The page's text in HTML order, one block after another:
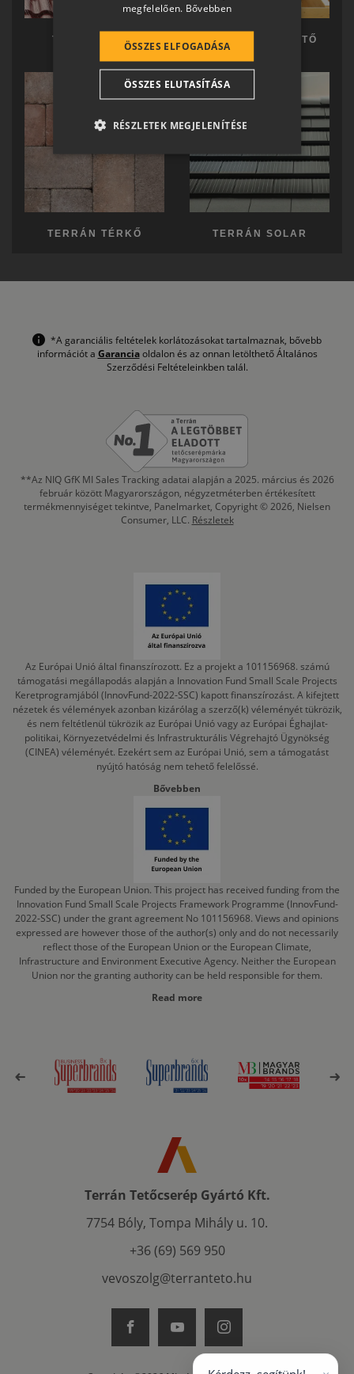
TERRÁN TETŐ TERRÁN KÉSZTETŐ
TERRÁN TÉRKŐ TERRÁN SOLAR
*A garanciális feltételek korlátozásokat tartalmaznak, bővebb
információt a Garanciaoldalon és az onnan letölthető Általános
Szerződési Feltételeinkben talál.
**Az NIQ GfK MI Sales Tracking adatai alapján a 2025. március és 2026
február között Magyarországon, négyzetméterben értékesített
termékmennyiséget tekintve, Panelmarket, Copyright © 2026, Nielsen
Consumer, LLC. Részletek
Az Európai Unió által finanszírozott. Ez a projekt a 101156968. számú
támogatási megállapodás alapján a Innovation Fund Small Scale Projects
Keretprogramjából (InnovFund-2022-SSC) kapott finanszírozást. A kifejtett
nézetek és vélemények azonban kizárólag a szerző(k) véleményét tükrözik,
és nem feltétlenül tükrözik az Európai Unió vagy az Európai Éghajlat-
politikai, Környezetvédelmi és Infrastrukturális Végrehajtó Ügynökség
(CINEA) véleményét. Ezekért sem az Európai Unió, sem a támogatást
nyújtó hatóság nem tehető felelőssé.
Bővebben
Funded by the European Union. This project has received funding from the
Innovation Fund Small Scale Projects Framework Programme (InnovFund-
2022-SSC) under the grant agreement No 101156968. Views and opinions
expressed are however those of the author(s) only and do not necessarily
reflect those of the European Union or the European Climate,
Infrastructure and Environment Executive Agency. Neither the European
Union nor the granting authority can be held responsible for them.
Read more
Terrán Tetőcserép Gyártó Kft.
7754 Bóly, Tompa Mihály u. 10.
+36 (69) 569 950
vevoszolg@terranteto.hu
ROMANIAN
CROATIAN
SR
RO-HU
ITALIAN
megfelelően. Bővebben
ÖSSZES ELFOGADÁSA
ÖSSZES ELUTASÍTÁSA
RÉSZLETEK MEGJELENÍTÉSE